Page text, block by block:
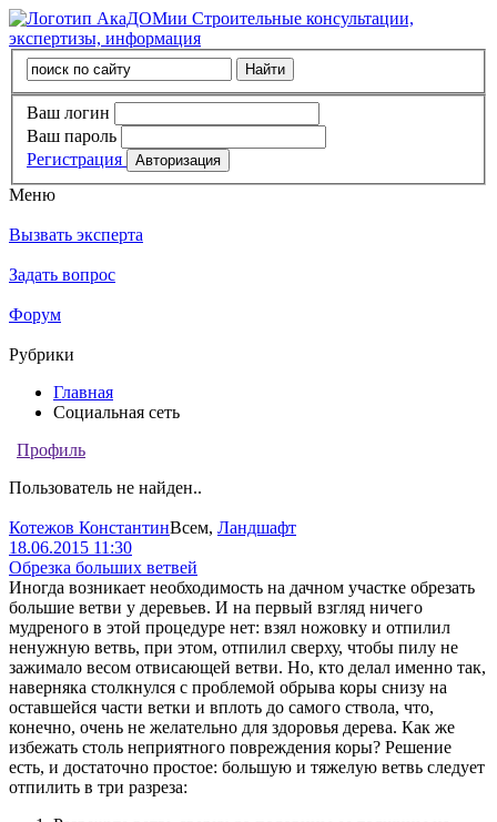
Строительные консультации,
экспертизы, информация
Ваш логин
Ваш пароль
Регистрация
Меню
Вызвать эксперта
Задать вопрос
Форум
Рубрики
Главная
Социальная сеть
Профиль
Пользователь не найден..
Котежов КонстантинВсем, Ландшафт
18.06.2015 11:30
Обрезка больших ветвей
Иногда возникает необходимость на дачном участке обрезать
большие ветви у деревьев. И на первый взгляд ничего
мудреного в этой процедуре нет: взял ножовку и отпилил
ненужную ветвь, при этом, отпилил сверху, чтобы пилу не
зажимало весом отвисающей ветви. Но, кто делал именно так,
наверняка столкнулся с проблемой обрыва коры снизу на
оставшейся части ветки и вплоть до самого ствола, что,
конечно, очень не желательно для здоровья дерева. Как же
избежать столь неприятного повреждения коры? Решение
есть, и достаточно простое: большую и тяжелую ветвь следует
отпилить в три разреза: